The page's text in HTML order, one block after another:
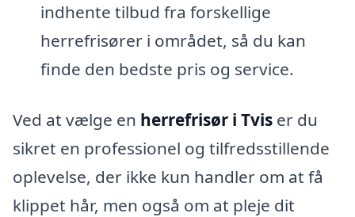
indhente tilbud fra forskellige
herrefrisører i området, så du kan
finde den bedste pris og service.
Ved at vælge en herrefrisør i Tvis er du
sikret en professionel og tilfredsstillende
oplevelse, der ikke kun handler om at få
klippet hår, men også om at pleje dit